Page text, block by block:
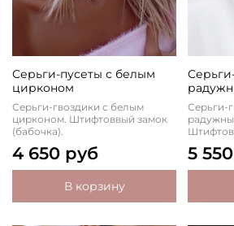
Серьги-пусеты с белым
цирконом
Серьги-гвоздики с белым
цирконом. Штифтоввый замок
(бабочка).
4 650 руб
В корзину
Серьги-
5